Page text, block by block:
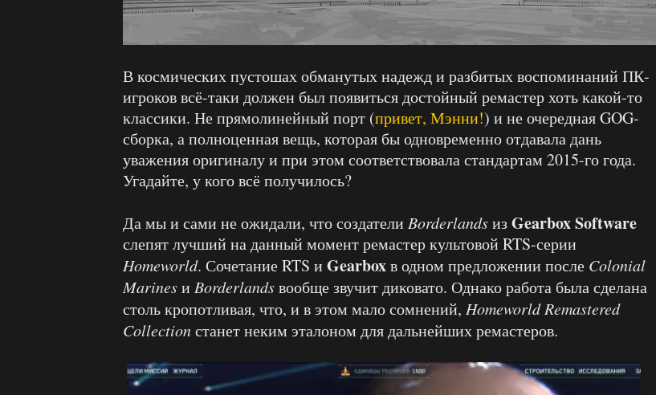
В космических пустошах обманутых надежд и разбитых воспоминаний ПК-
игроков всё-таки должен был появиться достойный ремастер хоть какой-то
классики. Не прямолинейный порт (привет, Мэнни!) и не очередная GOG-
сборка, а полноценная вещь, которая бы одновременно отдавала дань
уважения оригиналу и при этом соответствовала стандартам 2015-го года.
Угадайте, у кого всё получилось?
Да мы и сами не ожидали, что создатели BorderlandsизGearbox Software
слепят лучший на данный момент ремастер культовой RTS-серии
Homeworld. Сочетание RTS и Gearboxв одном предложении после Colonial
Marinesи Borderlandsвообще звучит диковато. Однако работа была сделана
столь кропотливая, что, и в этом мало сомнений, Homeworld Remastered
Collectionстанет неким эталоном для дальнейших ремастеров.